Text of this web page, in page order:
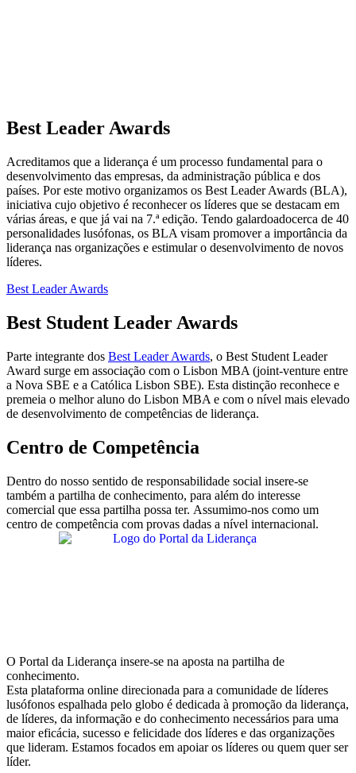
Best Leader Awards
Acreditamos que a liderança é um processo fundamental para o
desenvolvimento das empresas, da administração pública e dos
países. Por este motivo organizamos os Best Leader Awards (BLA),
iniciativa cujo objetivo é reconhecer os líderes que se destacam em
várias áreas, e que já vai na 7.ª edição. Tendo galardoadocerca de 40
personalidades lusófonas, os BLA visam promover a importância da
liderança nas organizações e estimular o desenvolvimento de novos
líderes.
Best Leader Awards
Best Student Leader Awards
Parte integrante dos Best Leader Awards, o Best Student Leader
Award surge em associação com o Lisbon MBA (joint-venture entre
a Nova SBE e a Católica Lisbon SBE). Esta distinção reconhece e
premeia o melhor aluno do Lisbon MBA e com o nível mais elevado
de desenvolvimento de competências de liderança.
Centro de Competência
Dentro do nosso sentido de responsabilidade social insere-se
também a partilha de conhecimento, para além do interesse
comercial que essa partilha possa ter. Assumimo-nos como um
centro de competência com provas dadas a nível internacional.
O Portal da Liderança insere-se na aposta na partilha de
conhecimento.
Esta plataforma online direcionada para a comunidade de líderes
lusófonos espalhada pelo globo é dedicada à promoção da liderança,
de líderes, da informação e do conhecimento necessários para uma
maior eficácia, sucesso e felicidade dos líderes e das organizações
que lideram. Estamos focados em apoiar os líderes ou quem quer ser
líder.